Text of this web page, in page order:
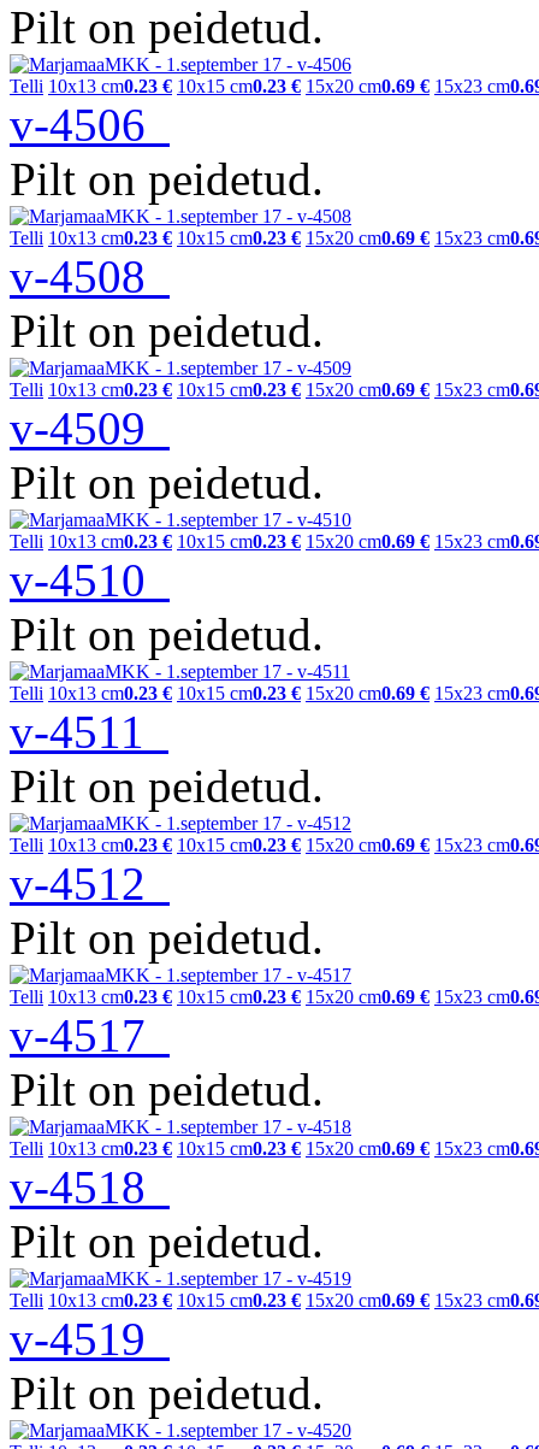
Pilt on peidetud.
Telli 10x13 cm0.23 € 10x15 cm0.23 € 15x20 cm0.69 € 15x23 cm
v-4506
Pilt on peidetud.
Telli 10x13 cm0.23 € 10x15 cm0.23 € 15x20 cm0.69 € 15x23 cm
v-4508
Pilt on peidetud.
Telli 10x13 cm0.23 € 10x15 cm0.23 € 15x20 cm0.69 € 15x23 cm
v-4509
Pilt on peidetud.
Telli 10x13 cm0.23 € 10x15 cm0.23 € 15x20 cm0.69 € 15x23 cm
v-4510
Pilt on peidetud.
Telli 10x13 cm0.23 € 10x15 cm0.23 € 15x20 cm0.69 € 15x23 cm
v-4511
Pilt on peidetud.
Telli 10x13 cm0.23 € 10x15 cm0.23 € 15x20 cm0.69 € 15x23 cm
v-4512
Pilt on peidetud.
Telli 10x13 cm0.23 € 10x15 cm0.23 € 15x20 cm0.69 € 15x23 cm
v-4517
Pilt on peidetud.
Telli 10x13 cm0.23 € 10x15 cm0.23 € 15x20 cm0.69 € 15x23 cm
v-4518
Pilt on peidetud.
Telli 10x13 cm0.23 € 10x15 cm0.23 € 15x20 cm0.69 € 15x23 cm
v-4519
Pilt on peidetud.